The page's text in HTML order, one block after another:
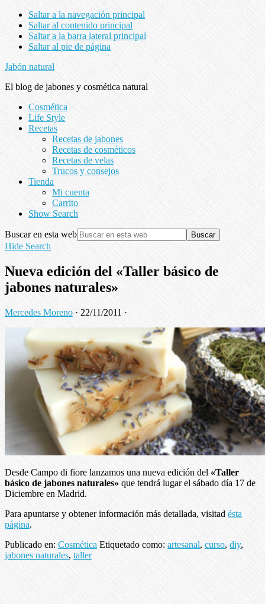
Saltar a la navegación principal
Saltar al contenido principal
Saltar a la barra lateral principal
Saltar al pie de página
Jabón natural
El blog de jabones y cosmética natural
Cosmética
Life Style
Recetas
Recetas de jabones
Recetas de cosméticos
Recetas de velas
Trucos y consejos
Tienda
Mi cuenta
Carrito
Show Search
Buscar en esta web
Hide Search
Nueva edición del «Taller básico de
jabones naturales»
Mercedes Moreno · 22/11/2011 ·
Desde Campo di fiore lanzamos una nueva edición del «Taller
básico de jabones naturales» que tendrá lugar el sábado día 17 de
Diciembre en Madrid.
Para apuntarse y obtener información más detallada, visitad ésta
página.
Publicado en: Cosmética Etiquetado como: artesanal, curso, diy,
jabones naturales, taller